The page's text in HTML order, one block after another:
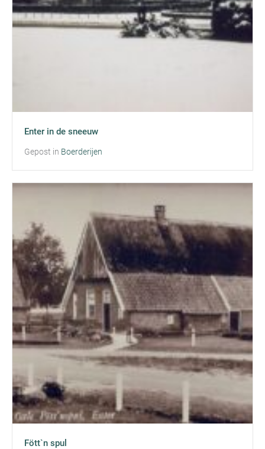
Enter in de sneeuw
Gepost in Boerderijen
Fött`n spul